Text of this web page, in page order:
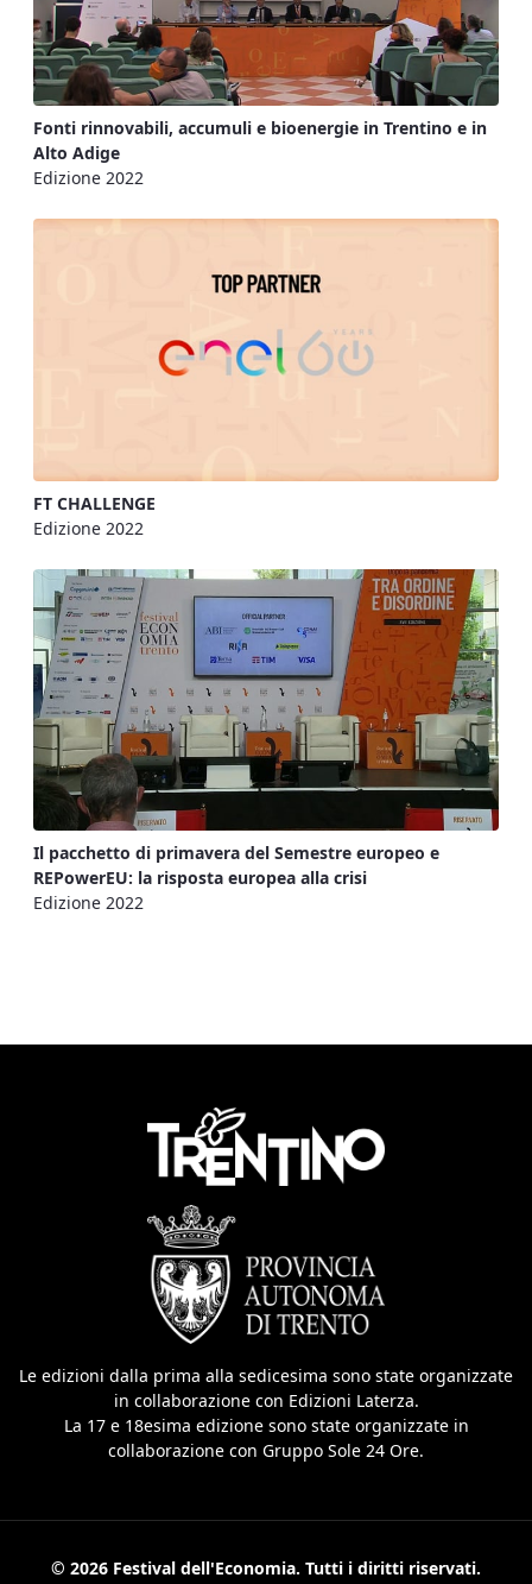
Fonti rinnovabili, accumuli e bioenergie in Trentino e in
Alto Adige
Edizione 2022
FT CHALLENGE
Edizione 2022
Il pacchetto di primavera del Semestre europeo e
REPowerEU: la risposta europea alla crisi
Edizione 2022
Le edizioni dalla prima alla sedicesima sono state organizzate
in collaborazione con Edizioni Laterza.
La 17 e 18esima edizione sono state organizzate in
collaborazione con Gruppo Sole 24 Ore.
© 2026 Festival dell'Economia. Tutti i diritti riservati.